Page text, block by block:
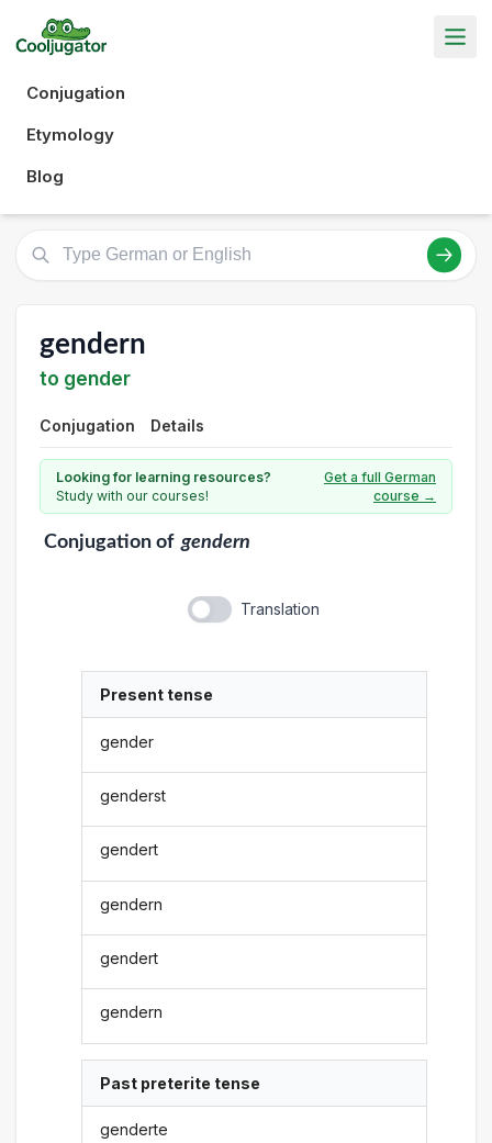
Conjugation
Etymology
Blog
gendern
to gender
Conjugation Details
Looking for learning resources?
Study with our courses!
Get a full German
course →
Conjugationof gendern
Translation
Present tense
gender
genderst
gendert
gendern
gendert
gendern
Past preterite tense
genderte